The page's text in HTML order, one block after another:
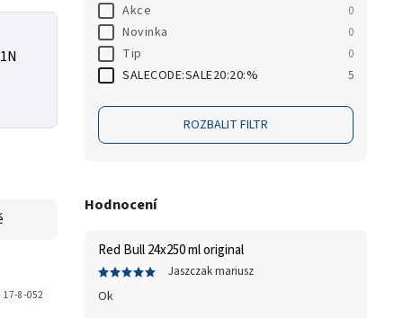
Akce 0
Novinka 0
Tip 0
SALECODE:SALE20:20:% 5
ROZBALIT FILTR
Hodnocení
Red Bull 24x250 ml original
Jaszczak mariusz
Ok
17-8-052